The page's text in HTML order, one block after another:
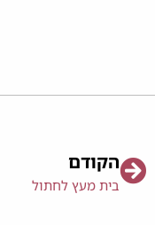
הקודם
בית מעץ לחתול